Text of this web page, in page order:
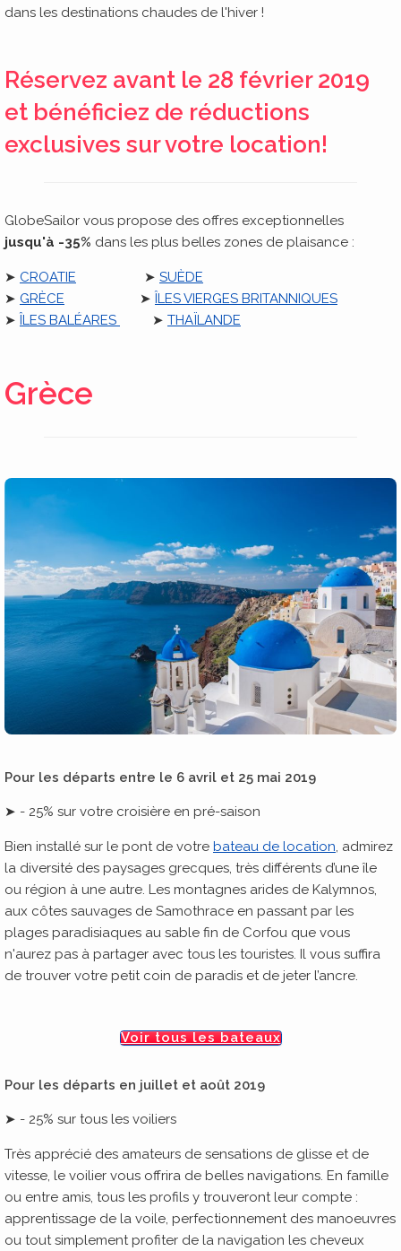
dans les destinations chaudes de l'hiver !
Réservez avant le 28 février 2019
et bénéficiez de réductions
exclusives sur votre location!
GlobeSailor vous propose des offres exceptionnelles
jusqu'à -35% dans les plus belles zones de plaisance :
➤ CROATIE ➤ SUÈDE
➤ GRÈCE ➤ ÎLES VIERGES BRITANNIQUES
➤ ÎLES BALÉARES ➤ THAÏLANDE
Grèce
Pour les départs entre le 6 avril et 25 mai 2019
➤ - 25% sur votre croisière en pré-saison
Bien installé sur le pont de votre bateau de location, admirez
la diversité des paysages grecques, très différents d’une île
ou région à une autre. Les montagnes arides de Kalymnos,
aux côtes sauvages de Samothrace en passant par les
plages paradisiaques au sable fin de Corfou que vous
n'aurez pas à partager avec tous les touristes. Il vous suffira
de trouver votre petit coin de paradis et de jeter l’ancre.
Voir tous les bateaux
Pour les départs en juillet et août 2019
➤ - 25% sur tous les voiliers
Très apprécié des amateurs de sensations de glisse et de
vitesse, le voilier vous offrira de belles navigations. En famille
ou entre amis, tous les profils y trouveront leur compte :
apprentissage de la voile, perfectionnement des manoeuvres
ou tout simplement profiter de la navigation les cheveux